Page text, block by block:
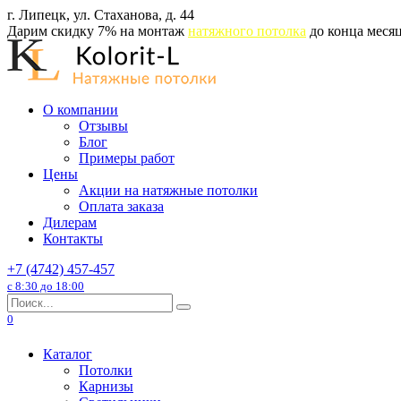
Перейти
к
содержанию
г. Липецк, ул. Стаханова, д. 44
Дарим скидку 7% на монтаж натяжного потолка до конца
О компании
Отзывы
Блог
Примеры работ
Цены
Акции на натяжные потолки
Оплата заказа
Дилерам
Контакты
+7 (4742) 457-457
с 8:30 до 18:00
Search
for:
0
Каталог
Потолки
Карнизы